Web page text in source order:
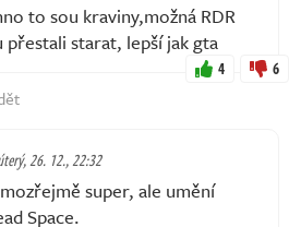
to sou kraviny,možná RDR
přestali starat, lepší jak gta
4 6
26. 12., 22:32
super, ale umění
Space.